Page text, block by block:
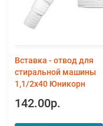
Вставка - отвод для
стиральной машины
1,1/2х40 Юникорн
142.00р.